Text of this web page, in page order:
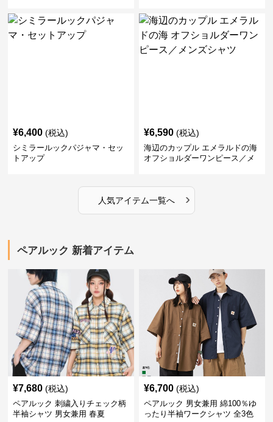
¥6,400 (税込)
シミラールックパジャマ・セッ
トアップ
¥6,590 (税込)
海辺のカップル エメラルドの海
オフショルダーワンピース／メ
人気アイテム一覧へ ›
ペアルック 新着アイテム
¥7,680 (税込)
ペアルック 刺繍入りチェック柄
半袖シャツ 男女兼用 春夏
¥6,700 (税込)
ペアルック 男女兼用 綿100％ゆ
ったり半袖ワークシャツ 全3色